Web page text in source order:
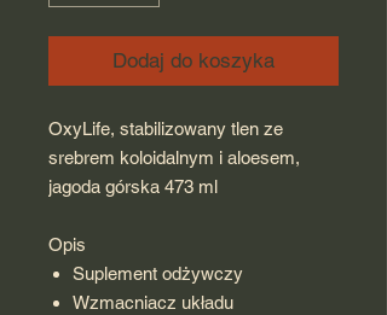
Dodaj do koszyka
OxyLife, stabilizowany tlen ze
srebrem koloidalnym i aloesem,
jagoda górska 473 ml
Opis
Suplement odżywczy
Wzmacniacz układu